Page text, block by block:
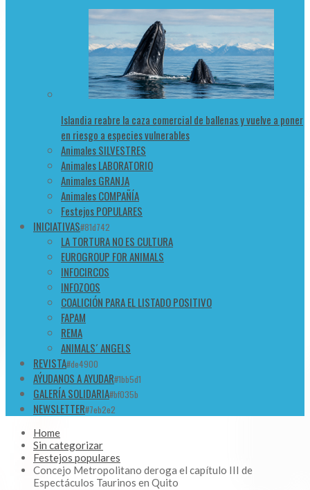
Islandia reabre la caza comercial de ballenas y vuelve a poner
en riesgo a especies vulnerables
Animales SILVESTRES
Animales LABORATORIO
Animales GRANJA
Animales COMPAÑÍA
Festejos POPULARES
INICIATIVAS#81d742
LA TORTURA NO ES CULTURA
EUROGROUP FOR ANIMALS
INFOCIRCOS
INFOZOOS
COALICIÓN PARA EL LISTADO POSITIVO
FAPAM
REMA
ANIMALS´ ANGELS
REVISTA#de4900
AÝUDANOS A AYUDAR#1bb5d1
GALERÍA SOLIDARIA#bf035b
NEWSLETTER#7eb2e2
Home
Sin categorizar
Festejos populares
Concejo Metropolitano deroga el capítulo III de
Espectáculos Taurinos en Quito